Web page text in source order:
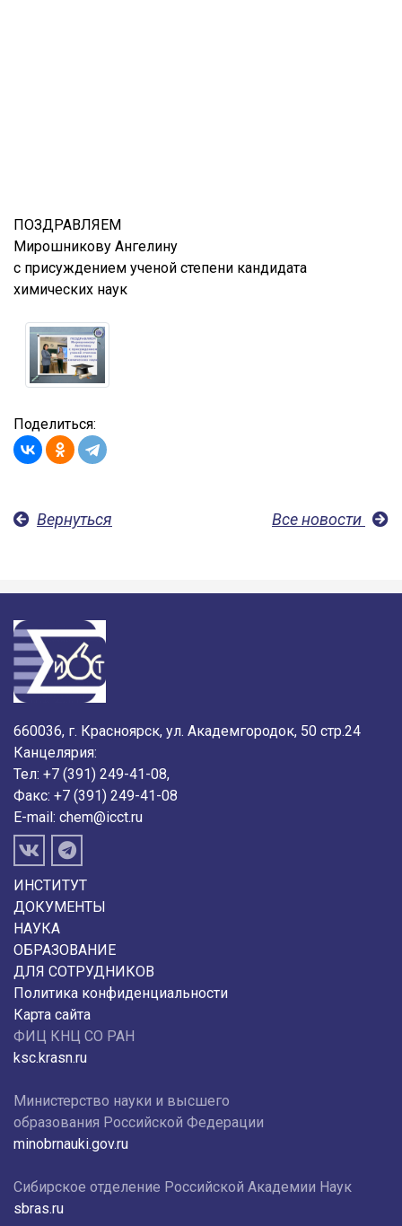
ПОЗДРАВЛЯЕМ
Мирошникову Ангелину
с присуждением ученой степени кандидата
химических наук
Поделиться:
Вернуться Все новости
660036, г. Красноярск, ул. Академгородок, 50 стр.24
Канцелярия:
Тел: +7 (391) 249-41-08,
Факс: +7 (391) 249-41-08
E-mail: chem@icct.ru
ИНСТИТУТ
ДОКУМЕНТЫ
НАУКА
ОБРАЗОВАНИЕ
ДЛЯ СОТРУДНИКОВ
Политика конфиденциальности
Карта сайта
ФИЦ КНЦ СО РАН
ksc.krasn.ru
Министерство науки и высшего
образования Российской Федерации
minobrnauki.gov.ru
Сибирское отделение Российской Академии Наук
sbras.ru